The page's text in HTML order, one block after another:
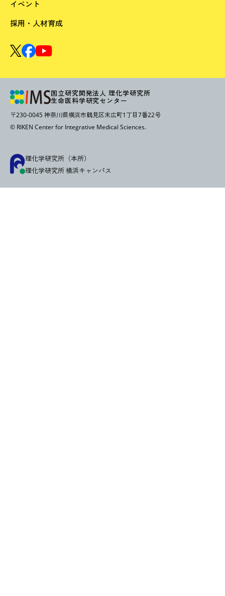
イベント
採用・人材育成
国立研究開発法人 理化学研究所
生命医科学研究センター
〒230-0045 神奈川県横浜市鶴見区末広町1丁目7番22号
© RIKEN Center for Integrative Medical Sciences.
理化学研究所（本所）
理化学研究所 横浜キャンパス